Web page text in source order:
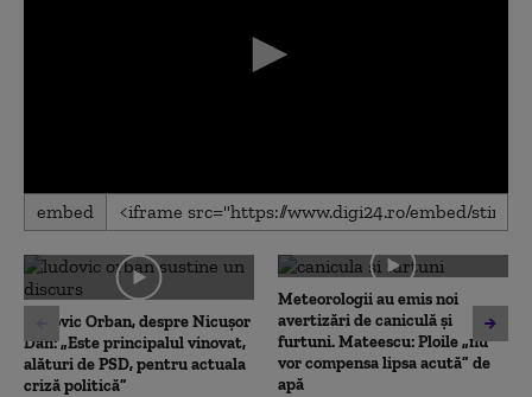
0
seconds
0
seconds
embed
Ludovic Orban, despre Nicușor
Dan: „Este principalul vinovat,
alături de PSD, pentru actuala
criză politică”
Meteorologii au emis noi
avertizări de caniculă și
furtuni. Mateescu: Ploile „nu
vor compensa lipsa acută” de
apă